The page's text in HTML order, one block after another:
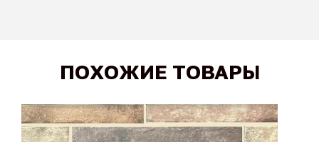
ПОХОЖИЕ ТОВАРЫ